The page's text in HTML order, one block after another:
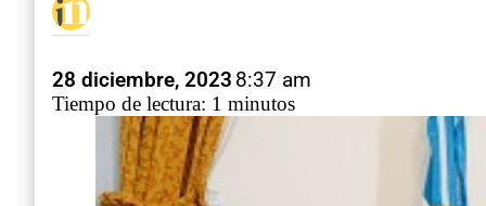
28 diciembre, 2023 8:37 am
Tiempo de lectura: 1 minutos